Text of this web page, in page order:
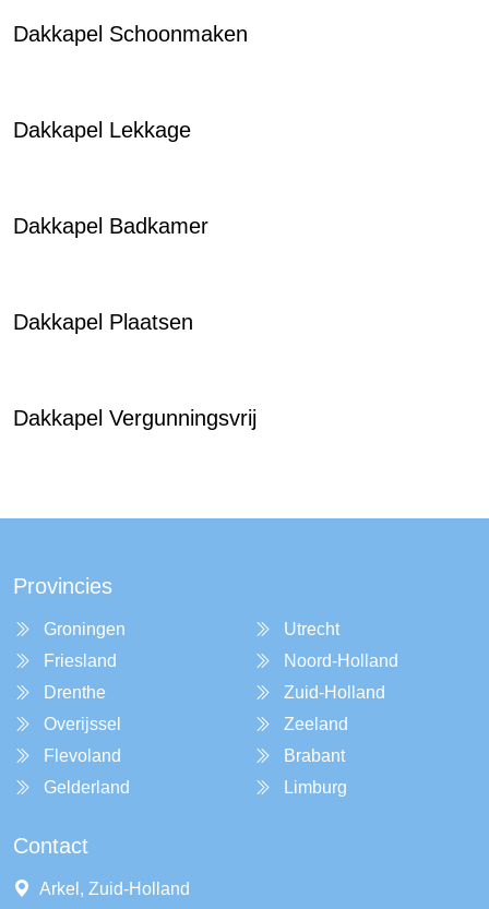
Dakkapel Schoonmaken
Dakkapel Lekkage
Dakkapel Badkamer
Dakkapel Plaatsen
Dakkapel Vergunningsvrij
Provincies
Groningen
Friesland
Drenthe
Overijssel
Flevoland
Gelderland
Utrecht
Noord-Holland
Zuid-Holland
Zeeland
Brabant
Limburg
Contact
Arkel, Zuid-Holland